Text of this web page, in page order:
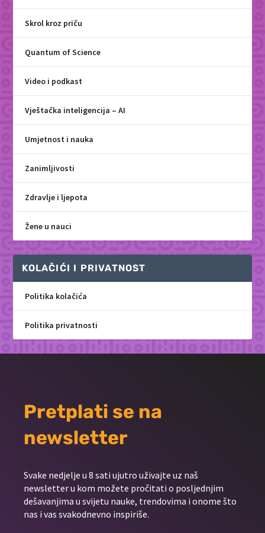
Skrol kroz priču
Quantum of Science
Video i podkast
Vještačka inteligencija – AI
Umjetnost i nauka
Zanimljivosti
Zdravlje i ljepota
Žene u nauci
KOLAČIĆI I PRIVATNOST
Politika kolačića
Politika privatnosti
Pretplati se na
newsletter
Svake nedjelje u 8 sati ujutro uživajte uz naš
newsletter u kom možete pročitati o posljednjim
dešavanjima u svijetu nauke, trendovima i onome što
nas i vas svakodnevno inspiriše.